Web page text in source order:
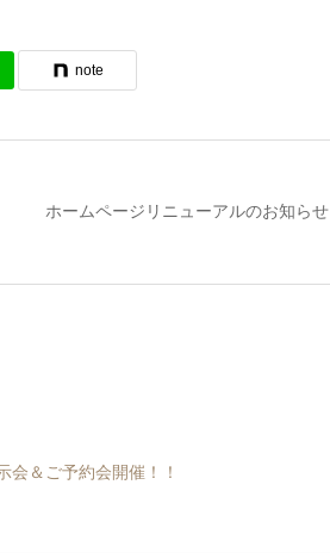
note
ホームページリニューアルのお知らせ
会＆ご予約会開催！！